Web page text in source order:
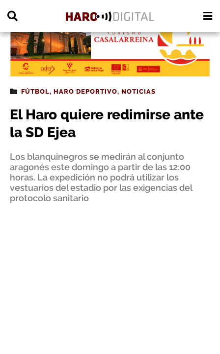
FÚTBOL, HARO DEPORTIVO, NOTICIAS
El Haro quiere redimirse ante
la SD Ejea
Los blanquinegros se medirán al conjunto
aragonés este domingo a partir de las 12:00
horas. La expedición no podrá utilizar los
vestuarios del estadio por las exigencias del
protocolo sanitario